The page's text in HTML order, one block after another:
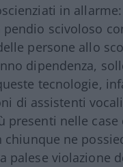
in
scivoloso
persone allo
dipendenza,
tecnologie,
di assistenti
presenti nelle
ne
palese violazione